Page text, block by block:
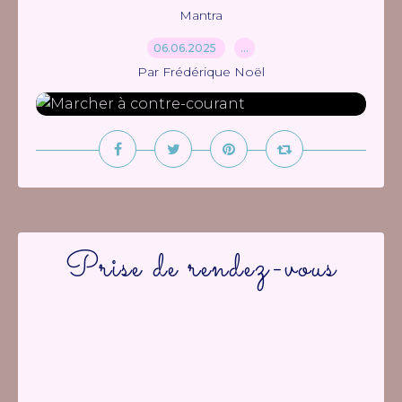
Mantra
06.06.2025 …
Par Frédérique Noël
Prise de rendez-vous